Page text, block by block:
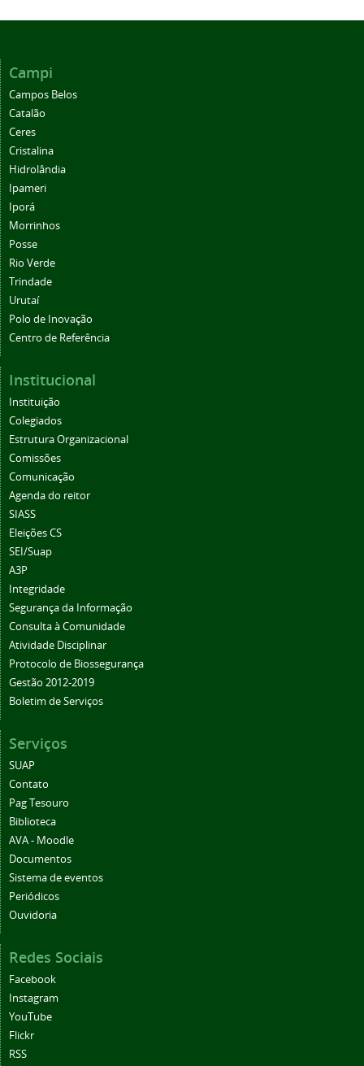
Campi
Campos Belos
Catalão
Ceres
Cristalina
Hidrolândia
Ipameri
Iporá
Morrinhos
Posse
Rio Verde
Trindade
Urutaí
Polo de Inovação
Centro de Referência
Institucional
Instituição
Colegiados
Estrutura Organizacional
Comissões
Comunicação
Agenda do reitor
SIASS
Eleições CS
SEI/Suap
A3P
Integridade
Segurança da Informação
Consulta à Comunidade
Atividade Disciplinar
Protocolo de Biossegurança
Gestão 2012-2019
Boletim de Serviços
Serviços
SUAP
Contato
Pag Tesouro
Biblioteca
AVA - Moodle
Documentos
Sistema de eventos
Periódicos
Ouvidoria
Redes Sociais
Facebook
Instagram
YouTube
Flickr
RSS